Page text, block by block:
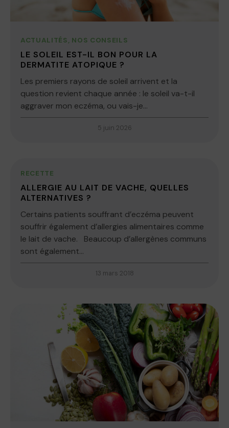
ACTUALITÉS, NOS CONSEILS
LE SOLEIL EST-IL BON POUR LA
DERMATITE ATOPIQUE ?
Les premiers rayons de soleil arrivent et la
question revient chaque année : le soleil va-t-il
aggraver mon eczéma, ou vais-je...
5 juin 2026
RECETTE
ALLERGIE AU LAIT DE VACHE, QUELLES
ALTERNATIVES ?
Certains patients souffrant d’eczéma peuvent
souffrir également d’allergies alimentaires comme
le lait de vache. Beaucoup d’allergènes communs
sont également...
13 mars 2018